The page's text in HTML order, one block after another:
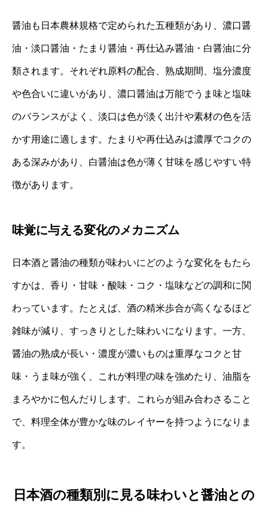
醤油も日本農林規格で定められた五種類があり、濃口醤
油・淡口醤油・たまり醤油・再仕込み醤油・白醤油に分
類されます。それぞれ原料の配合、熟成期間、塩分濃度
や色合いに違いがあり、濃口醤油は万能でうま味と塩味
のバランスがよく、淡口は色が淡く出汁や素材の色を活
かす用途に適します。たまりや再仕込みは濃厚でコクの
ある深みがあり、白醤油は色が薄く甘味を感じやすい特
徴があります。
味覚に与える変化のメカニズム
日本酒と醤油の種類が味わいにどのような変化をもたら
すかは、香り・甘味・酸味・コク・塩味などの調和に関
わっています。たとえば、酒の精米歩合が高くなるほど
雑味が減り、すっきりとした味わいになります。一方、
醤油の熟成が長い・濃度が濃いものは重厚なコクと甘
味・うま味が強く、これが料理の味を強めたり、油脂を
まろやかに包んだりします。これらが組み合わさること
で、料理全体が豊かな味のレイヤーを持つようになりま
す。
日本酒の種類別に見る味わいと醤油との